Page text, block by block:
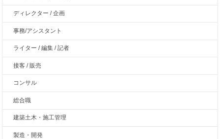
ディレクター / 企画
事務/アシスタント
ライター / 編集 / 記者
接客 / 販売
コンサル
総合職
建築土木・施工管理
製造・開発